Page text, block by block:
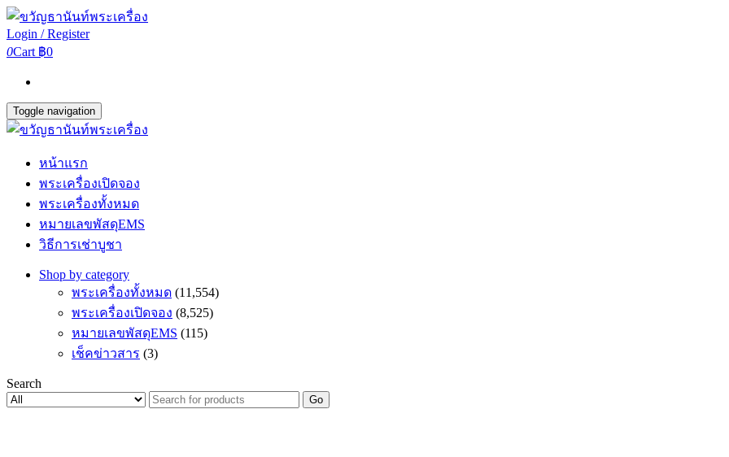
Login / Register
0Cart ฿0
Toggle navigation
หน้าแรก
พระเครื่องเปิดจอง
พระเครื่องทั้งหมด
หมายเลขพัสดุEMS
วิธีการเช่าบูชา
Shop by category
พระเครื่องทั้งหมด (11,554)
พระเครื่องเปิดจอง (8,525)
หมายเลขพัสดุEMS (115)
เช็คข่าวสาร (3)
Search
Go